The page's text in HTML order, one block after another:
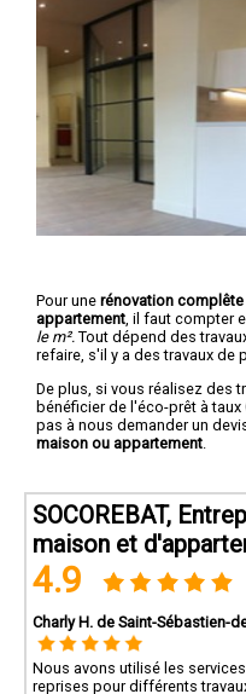
Pour une rénovation
appartement , il faut compter
le m². Tout dépend des
refaire, s'il y a des travaux de
De plus, si vous réalisez des
bénéficier de l'éco-prêt à taux
pas à nous demander un
maison ou appartement
SOCOREBAT,
maison et
4.9
Charly H. de Saint-Sébastien-
Nous avons utilisé les
reprises pour différents